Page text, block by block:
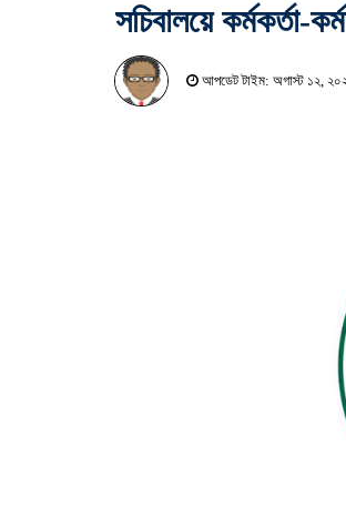
সচিবালয়ে কর্মকর্তা-
আপডেট টাইম: অগাস্ট ১২,